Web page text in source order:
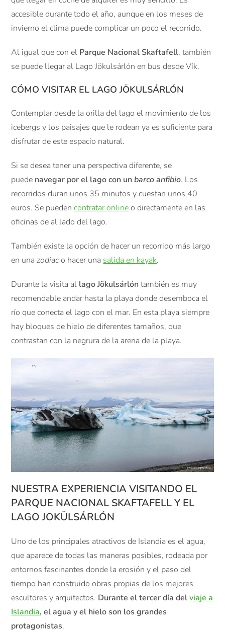
accesible durante todo el año, aunque en los meses de
invierno el clima puede complicar un poco el recorrido.
Al igual que con el Parque Nacional Skaftafell, también
se puede llegar al Lago Jökulsárlón en bus desde Vík.
CÓMO VISITAR EL LAGO JÖKULSÁRLÓN
Contemplar desde la orilla del lago el movimiento de los
icebergs y los paisajes que le rodean ya es suficiente para
disfrutar de este espacio natural.
Si se desea tener una perspectiva diferente, se
puede navegar por el lago con unbarco anfibio. Los
recorridos duran unos 35 minutos y cuestan unos 40
euros. Se puedencontratar onlineo directamente en las
oficinas de al lado del lago.
También existe la opción de hacer un recorrido más largo
en unazodiaco hacer una salida en kayak.
Durante la visita al lago Jökulsárlón también es muy
recomendable andar hasta la playa donde desemboca el
río que conecta el lago con el mar. En esta playa siempre
hay bloques de hielo de diferentes tamaños, que
contrastan con la negrura de la arena de la playa.
NUESTRA EXPERIENCIA VISITANDO EL
PARQUE NACIONAL SKAFTAFELLY EL
LAGO JOKÜLSÁRLÓN
Uno de los principales atractivos de Islandia es el agua,
que aparece de todas las maneras posibles, rodeada por
entornos fascinantes donde la erosión y el paso del
tiempo han construido obras propias de los mejores
escultores y arquitectos. Durante el tercer día delviaje a
Islandia, el agua y el hielo son los grandes
protagonistas.